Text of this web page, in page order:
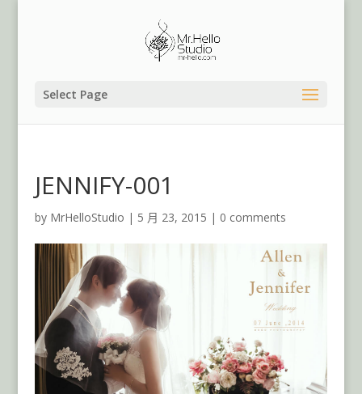
Select Page
JENNIFY-001
by MrHelloStudio | 5 月 23, 2015 | 0 comments